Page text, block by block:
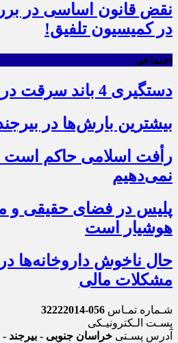
نقض قانون اساسی در
در کمیسیون تلفیق!
اجتماعی
دستگیری 4 باند سرقت در خراسان جنوبی
بیشترین بارش‌ها در بیرجند با ۱۵
رأفت اسلامی حاکم است
نمی‌دهیم
پلیس در فضای حقیقی و
هوشیار است
حال ناخوش داروخانه‌ها در
مشکلات مالی
شـماره تمـاس 056-32222014
پسـت الـکترونیـکی
آدرس پسـتی